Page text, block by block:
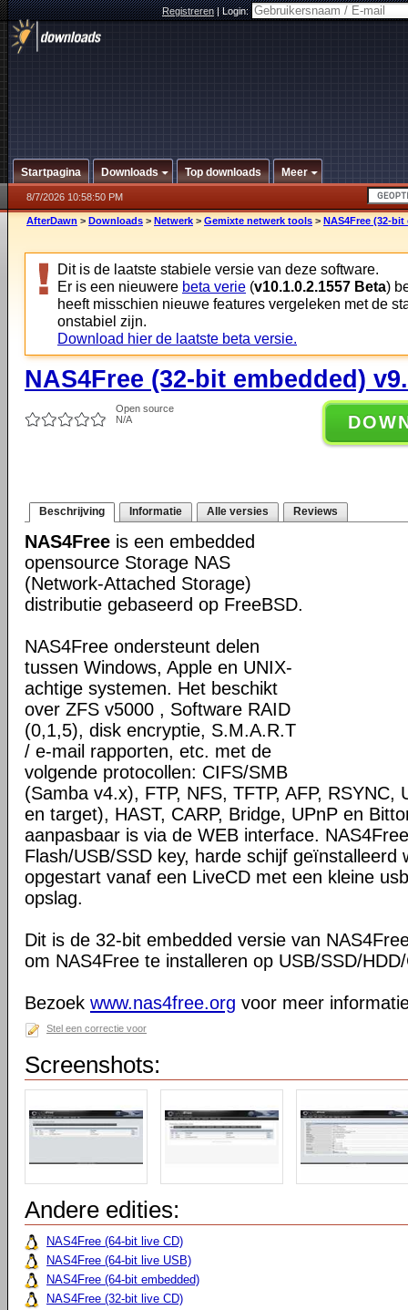
Registreren|Login:
Startpagina Downloads Top downloads Meer
8/7/2026 10:58:50 PM
AfterDawn > Downloads > Netwerk > Gemixte netwerk tools > NAS4Free (32-bit
Dit is de laatste stabiele versie van deze software.
Er is een nieuwere beta verie (v10.1.0.2.1557 Beta)
heeft misschien nieuwe features vergeleken met de
onstabiel zijn.
Download hier de laatste beta versie.
NAS4Free (32-bit embedded)
Open source
N/A
Beschrijving Informatie Alle versies Reviews
NAS4Free is een embedded
opensource Storage NAS
(Network-Attached Storage)
distributie gebaseerd op FreeBSD.
NAS4Free ondersteunt delen
tussen Windows, Apple en UNIX-
achtige systemen. Het beschikt
over ZFS v5000 , Software RAID
(0,1,5), disk encryptie, S.M.A.R.T
/ e-mail rapporten, etc. met de
volgende protocollen: CIFS/SMB
(Samba v4.x), FTP, NFS, TFTP, AFP, RSYNC,
en target), HAST, CARP, Bridge, UPnP en
aanpasbaar is via de WEB interface.
Flash/USB/SSD key, harde schijf geïnstalleerd
opgestart vanaf een LiveCD met een kleine
opslag.
Dit is de 32-bit embedded versie van
om NAS4Free te installeren op USB/SSD/
Bezoek www.nas4free.org voor meer
Stel een correctie voor
Screenshots:
Andere edities:
NAS4Free (64-bit live CD)
NAS4Free (64-bit live USB)
NAS4Free (64-bit embedded)
NAS4Free (32-bit live CD)